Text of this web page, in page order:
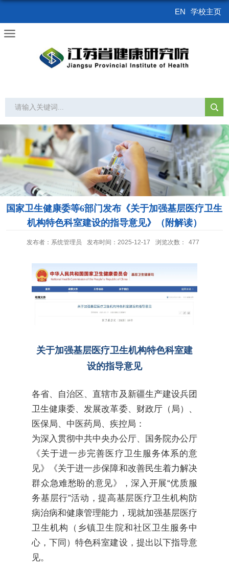
EN 学校主页
国家卫生健康委等6部门发布《关于加强基层医疗卫生
机构特色科室建设的指导意见》（附解读）
发布者：系统管理员 发布时间：2025-12-17 浏览次数： 477
关于加强基层医疗卫生机构特色科室建
设的指导意见
各省、自治区、直辖市及新疆生产建设兵团
卫生健康委、发展改革委、财政厅（局）、
医保局、中医药局、疾控局：
为深入贯彻中共中央办公厅、国务院办公厅
《关于进一步完善医疗卫生服务体系的意
见》《关于进一步保障和改善民生着力解决
群众急难愁盼的意见》，深入开展“优质服
务基层行”活动，提高基层医疗卫生机构防
病治病和健康管理能力，现就加强基层医疗
卫生机构（乡镇卫生院和社区卫生服务中
心，下同）特色科室建设，提出以下指导意
见。